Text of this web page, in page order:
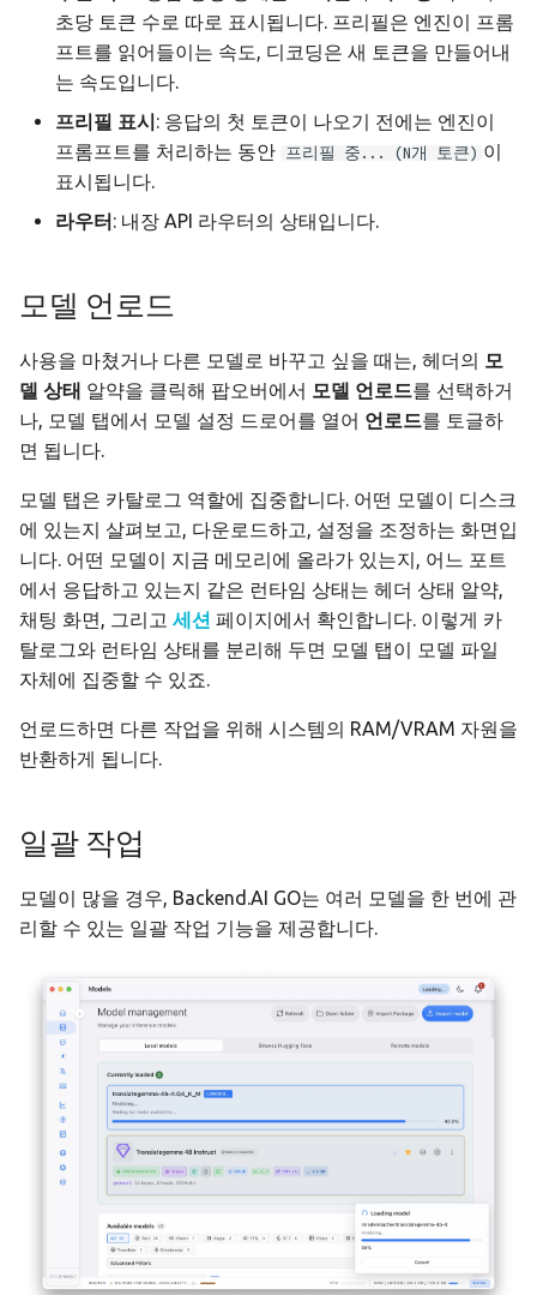
초당 토큰 수로 따로 표시됩니다. 프리필은 엔진이 프롬
프트를 읽어들이는 속도, 디코딩은 새 토큰을 만들어내
는 속도입니다.
프리필 표시: 응답의 첫 토큰이 나오기 전에는 엔진이
프롬프트를 처리하는 동안
프리필 중... (N개 토큰) 이
표시됩니다.
라우터: 내장 API 라우터의 상태입니다.
모델 언로드
사용을 마쳤거나 다른 모델로 바꾸고 싶을 때는, 헤더의 모
델 상태 알약을 클릭해 팝오버에서 모델 언로드를 선택하거
나, 모델 탭에서 모델 설정 드로어를 열어 언로드를 토글하
면 됩니다.
모델 탭은 카탈로그 역할에 집중합니다. 어떤 모델이 디스크
에 있는지 살펴보고, 다운로드하고, 설정을 조정하는 화면입
니다. 어떤 모델이 지금 메모리에 올라가 있는지, 어느 포트
에서 응답하고 있는지 같은 런타임 상태는 헤더 상태 알약,
채팅 화면, 그리고 세션 페이지에서 확인합니다. 이렇게 카
탈로그와 런타임 상태를 분리해 두면 모델 탭이 모델 파일
자체에 집중할 수 있죠.
언로드하면 다른 작업을 위해 시스템의 RAM/VRAM 자원을
반환하게 됩니다.
일괄 작업
모델이 많을 경우, Backend.AI GO는 여러 모델을 한 번에 관
리할 수 있는 일괄 작업 기능을 제공합니다.